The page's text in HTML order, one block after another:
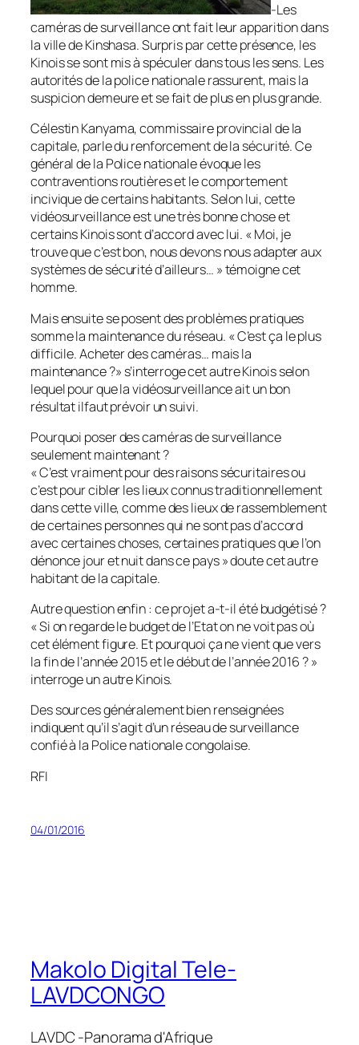
-Les
caméras de surveillance ont fait leur apparition dans
la ville de Kinshasa. Surpris par cette présence, les
Kinois se sont mis à spéculer dans tous les sens. Les
autorités de la police nationale rassurent, mais la
suspicion demeure et se fait de plus en plus grande.
Célestin Kanyama, commissaire provincial de la
capitale, parle du renforcement de la sécurité. Ce
général de la Police nationale évoque les
contraventions routières et le comportement
incivique de certains habitants. Selon lui, cette
vidéosurveillance est une très bonne chose et
certains Kinois sont d’accord avec lui. «Moi, je
trouve que c’est bon, nous devons nous adapter aux
systèmes de sécurité d’ailleurs… » témoigne cet
homme.
Mais ensuite se posent des problèmes pratiques
somme la maintenance du réseau. «C’est ça le plus
difficile. Acheter des caméras… mais la
maintenance ?» s‘interroge cet autre Kinois selon
lequel pour que la vidéosurveillance ait un bon
résultat ilfaut prévoir un suivi.
Pourquoi poser des caméras de surveillance
seulement maintenant ?
«C’est vraiment pour des raisons sécuritaires ou
c’est pour cibler les lieux connus traditionnellement
dans cette ville, comme des lieux de rassemblement
de certaines personnes qui ne sont pas d’accord
avec certaines choses, certaines pratiques que l’on
dénonce jour et nuit dans ce pays» doute cet autre
habitant de la capitale.
Autre question enfin : ce projet a-t-il été budgétisé ?
«Si on regarde le budget de l’Etat on ne voit pas où
cet élément figure. Et pourquoi ça ne vient que vers
la fin de l’année 2015 et le début de l’année 2016 ?»
interroge un autre Kinois.
Des sources généralement bien renseignées
indiquent qu’il s’agit d’un réseau de surveillance
confié à la Police nationale congolaise.
RFI
04/01/2016
Makolo Digital Tele-
LAVDCONGO
LAVDC -Panorama d'Afrique